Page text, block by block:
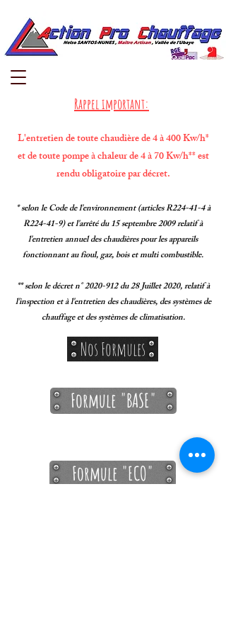
Rappel important:
L'entretien de toute chaudière de 4 à 400 Kw/h*
et de toute pompe à chaleur de 4 à 70 Kw/h** est
rendu obligatoire par décret.
* selon le Code de l'environnement (articles R224-41-4 à
R224-41-9)et l'arrêté du 15 septembre 2009 relatif à
l'entretien annuel des chaudières pour les appareils
fonctionnant au fioul, gaz, bois et multi combustible.
** selon le décret n°2020-912du 28 Juillet 2020, relatif à
l'inspection et à l'entretien des chaudières, des systèmes de
chauffage et des systèmes de climatisation.
Nos Formules
Formule "BASE"
Formule "ECO"